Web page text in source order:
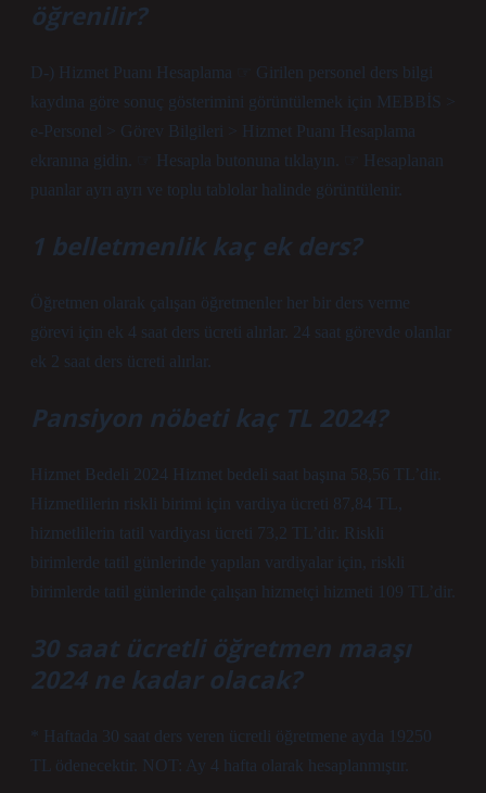
öğrenilir?
D-) Hizmet Puanı Hesaplama ☞ Girilen personel ders bilgi
kaydına göre sonuç gösterimini görüntülemek için MEBBİS >
e-Personel > Görev Bilgileri > Hizmet Puanı Hesaplama
ekranına gidin. ☞ Hesapla butonuna tıklayın. ☞ Hesaplanan
puanlar ayrı ayrı ve toplu tablolar halinde görüntülenir.
1 belletmenlik kaç ek ders?
Öğretmen olarak çalışan öğretmenler her bir ders verme
görevi için ek 4 saat ders ücreti alırlar. 24 saat görevde olanlar
ek 2 saat ders ücreti alırlar.
Pansiyon nöbeti kaç TL 2024?
Hizmet Bedeli 2024 Hizmet bedeli saat başına 58,56 TL’dir.
Hizmetlilerin riskli birimi için vardiya ücreti 87,84 TL,
hizmetlilerin tatil vardiyası ücreti 73,2 TL’dir. Riskli
birimlerde tatil günlerinde yapılan vardiyalar için, riskli
birimlerde tatil günlerinde çalışan hizmetçi hizmeti 109 TL’dir.
30 saat ücretli öğretmen maaşı
2024 ne kadar olacak?
* Haftada 30 saat ders veren ücretli öğretmene ayda 19250
TL ödenecektir. NOT: Ay 4 hafta olarak hesaplanmıştır.